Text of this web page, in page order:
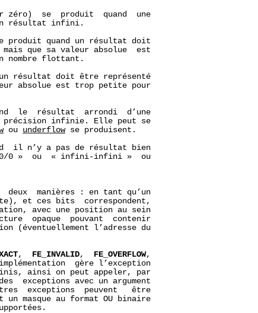
zéro)  se  produit  quand  une
résultat infini.
produit quand un résultat doit
que sa valeur absolue  est
nombre flottant.
résultat doit être représenté
absolue est trop petite pour
le  résultat  arrondi  d’une
infinie. Elle peut se
ou underflow se produisent.
il n’y a pas de résultat bien
0 »  ou  « infini-infini »  ou
deux  manières : en tant qu’un
et ces bits  correspondent,
avec une position au sein
opaque  pouvant  contenir
(éventuellement l’adresse du
, FE_INVALID, FE_OVERFLOW,
gère l’exception
ainsi on peut appeler, par
exceptions avec un argument
exceptions  peuvent   être
un masque au format OU binaire